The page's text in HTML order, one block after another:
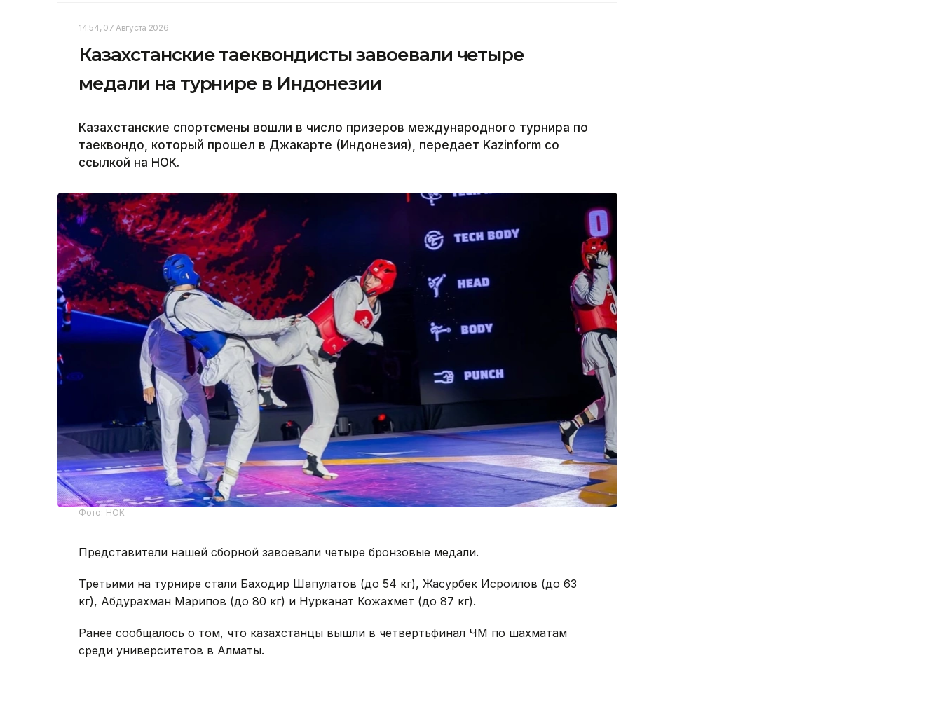
14:54, 07 Августа 2026
Казахстанские таеквондисты завоевали четыре
медали на турнире в Индонезии
Казахстанские спортсмены вошли в число призеров международного турнира по
таеквондо, который прошел в Джакарте (Индонезия), передает Kazinform со
ссылкой на НОК.
Фото: НОК
Представители нашей сборной завоевали четыре бронзовые медали.
Третьими на турнире стали Баходир Шапулатов (до 54 кг), Жасурбек Исроилов (до 63
кг), Абдурахман Марипов (до 80 кг) и Нурканат Кожахмет (до 87 кг).
Ранее сообщалось о том, что казахстанцы вышли в четвертьфинал ЧМ по шахматам
среди университетов в Алматы.